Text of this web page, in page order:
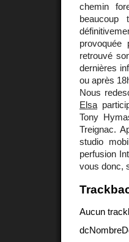
chemin
retrouvé
dernières
ou après
Nous
Elsa
Tony
Treignac.
studio
perfusion
vous donc,
Aucun